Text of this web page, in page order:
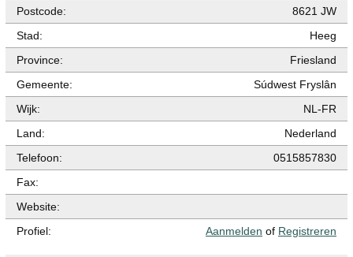
Postcode:
8621 JW
Stad:
Heeg
Province:
Friesland
Gemeente:
Súdwest Fryslân
Wijk:
NL-FR
Land:
Nederland
Telefoon:
0515857830
Fax:
Website:
Profiel:
Aanmelden of Registreren